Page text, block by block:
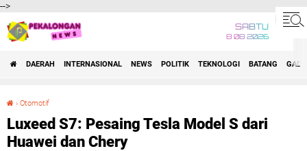
-->
SABTU
8 08 2026
DAERAH INTERNASIONAL NEWS POLITIK TEKNOLOGI BATANG
› Otomotif
Luxeed S7: Pesaing Tesla Model S dari
Huawei dan Chery